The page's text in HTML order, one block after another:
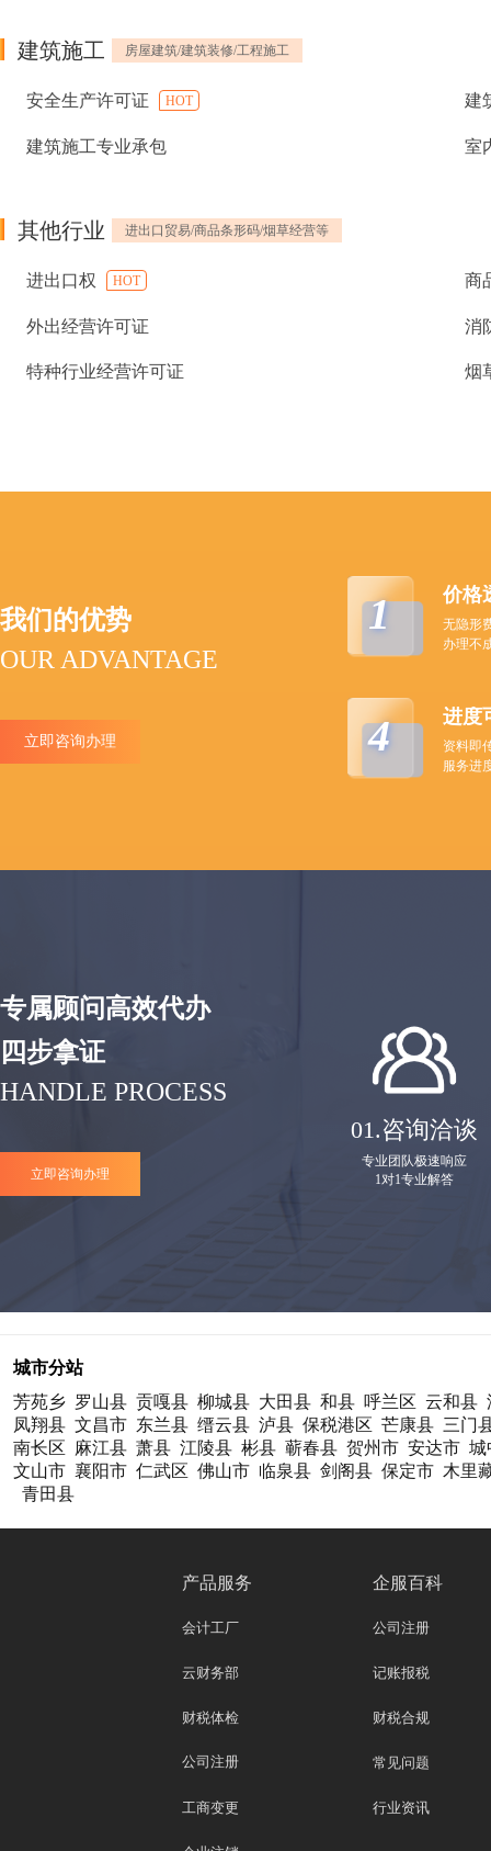
建筑施工 房屋建筑/建筑装修/工程施工
安全生产许可证 HOT 建
建筑施工专业承包 室
其他行业 进出口贸易/商品条形码/烟草经营等
进出口权 HOT 商
外出经营许可证 消
特种行业经营许可证 烟
我们的优势
OUR ADVANTAGE
立即咨询办理
1 价格
无隐形
办理不
4 进度
资料即
服务进
专属顾问高效代办
四步拿证
HANDLE PROCESS
立即咨询办理
01.咨询洽谈
专业团队极速响应
1对1专业解答
城市分站
芳苑乡 罗山县 贡嘎县 柳城县 大田县 和县 呼兰区 云和县
凤翔县 文昌市 东兰县 缙云县 泸县 保税港区 芒康县 三门
南长区 麻江县 萧县 江陵县 彬县 蕲春县 贺州市 安达市 城
文山市 襄阳市 仁武区 佛山市 临泉县 剑阁县 保定市 木里
青田县
产品服务
会计工厂
云财务部
财税体检
公司注册
工商变更
企服百科
公司注册
记账报税
财税合规
常见问题
行业资讯